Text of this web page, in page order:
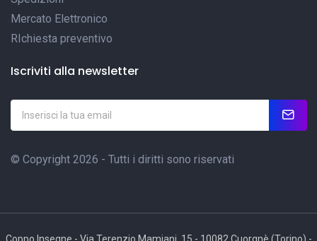
Mercato Elettronico
RIchiesta preventivo
Iscriviti alla newsletter
© Copyright 2026 - Tutti i diritti sono riservati